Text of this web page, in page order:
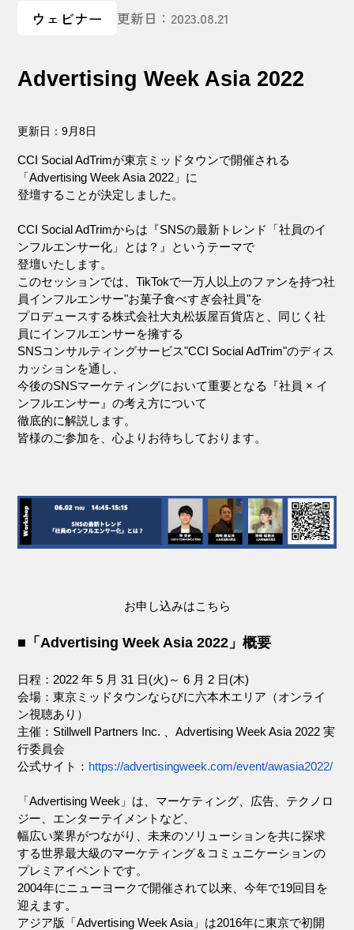
ウェビナー 更新日：2023.08.21
Advertising Week Asia 2022
更新日：9月8日
CCI Social AdTrimが東京ミッドタウンで開催される
「Advertising Week Asia 2022」に
登壇することが決定しました。
CCI Social AdTrimからは『SNSの最新トレンド「社員のイ
ンフルエンサー化」とは？』というテーマで
登壇いたします。
このセッションでは、TikTokで一万人以上のファンを持つ社
員インフルエンサー"お菓子食べすぎ会社員"を
プロデュースする株式会社大丸松坂屋百貨店と、同じく社
員にインフルエンサーを擁する
SNSコンサルティングサービス"CCI Social AdTrim"のディス
カッションを通し、
今後のSNSマーケティングにおいて重要となる『社員 × イ
ンフルエンサー』の考え方について
徹底的に解説します。
皆様のご参加を、心よりお待ちしております。
お申し込みはこちら
■「Advertising Week Asia 2022」概要
日程：2022 年 5 月 31 日(火)～ 6 月 2 日(木)
会場：東京ミッドタウンならびに六本木エリア（オンライ
ン視聴あり）
主催：Stillwell Partners Inc. 、Advertising Week Asia 2022 実
行委員会
公式サイト： https://advertisingweek.com/event/awasia2022/
「Advertising Week」は、マーケティング、広告、テクノロ
ジー、エンターテイメントなど、
幅広い業界がつながり、未来のソリューションを共に探求
する世界最大級のマーケティング＆コミュニケーションの
プレミアイベントです。
2004年にニューヨークで開催されて以来、今年で19回目を
迎えます。
アジア版「Advertising Week Asia」は2016年に東京で初開